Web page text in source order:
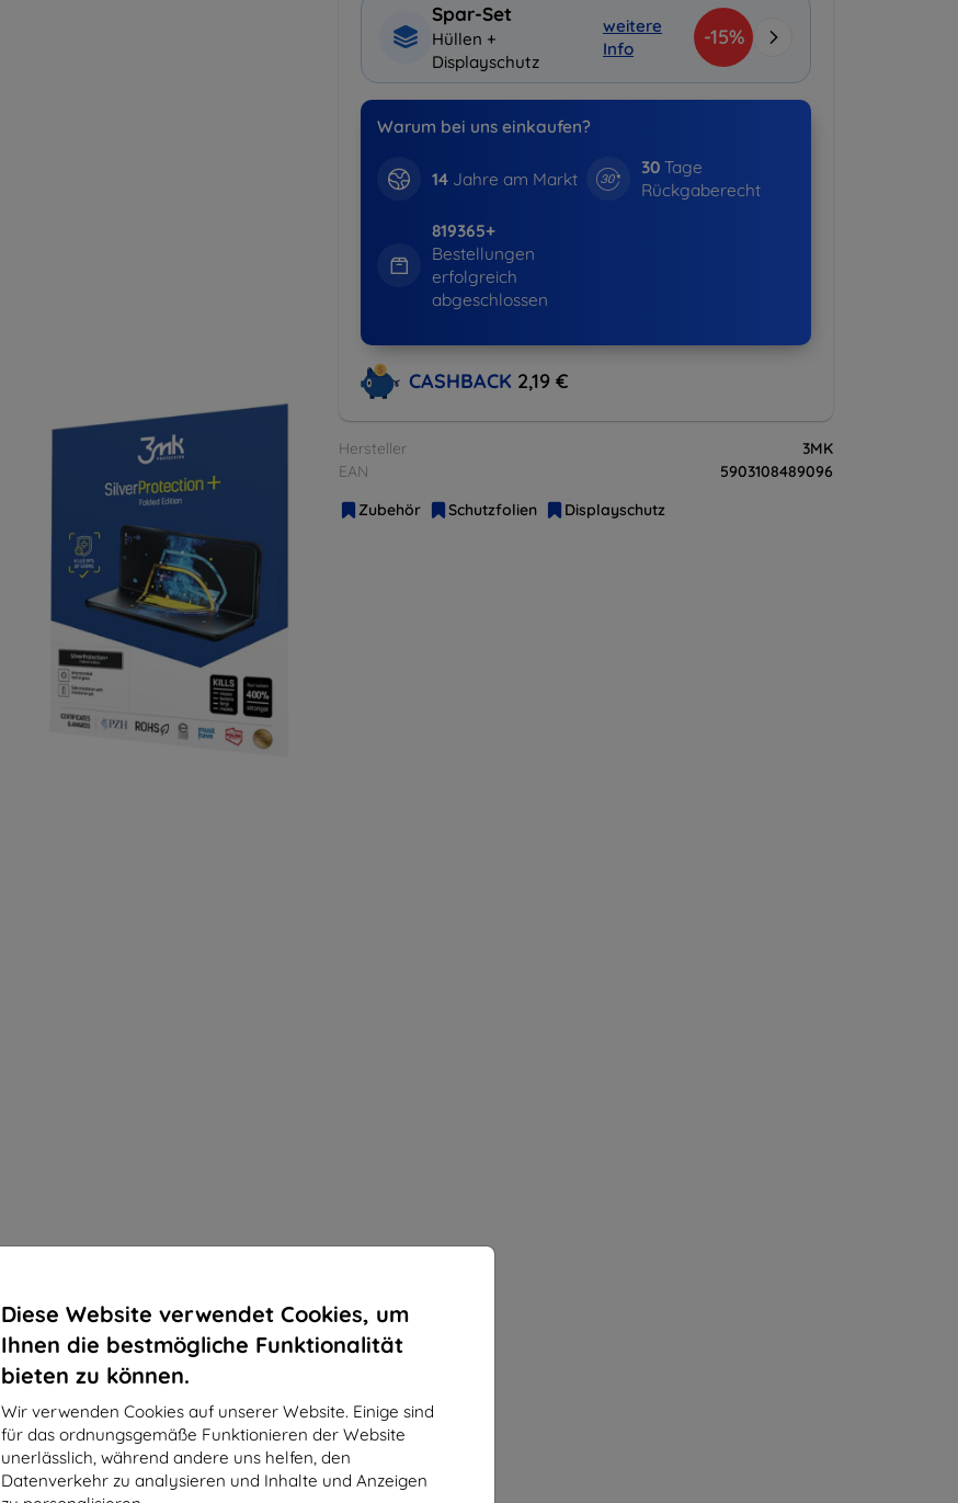
Diese Website verwendet Cookies, um
Ihnen die bestmögliche Funktionalität
bieten zu können.
Wir verwenden Cookies auf unserer Website. Einige sind
für das ordnungsgemäße Funktionieren der Website
unerlässlich, während andere uns helfen, den
Datenverkehr zu analysieren und Inhalte und Anzeigen
Spar-Set
Hüllen +
Displayschutz
weitere
Info
-15%
Warum bei uns einkaufen?
14Jahre am Markt
30Tage
Rückgaberecht
819365+
Bestellungen
erfolgreich
abgeschlossen
CASHBACK 2,19 €
Hersteller
3MK
EAN
5903108489096
Zubehör
Schutzfolien Displayschutz